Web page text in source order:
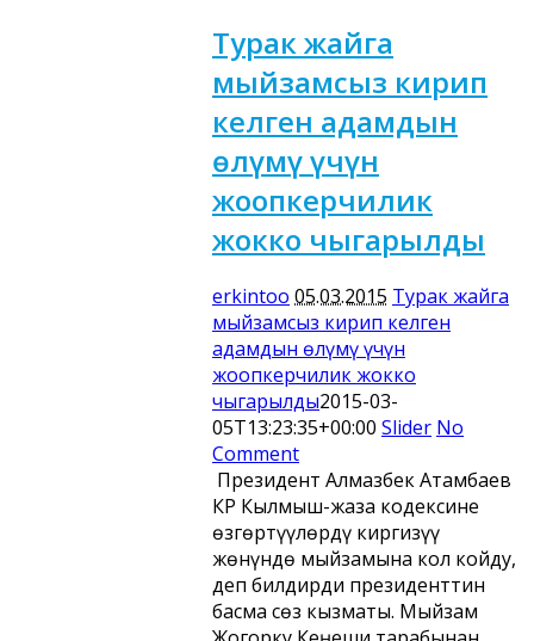
Турак жайга
мыйзамсыз кирип
келген адамдын
өлүмү үчүн
жоопкерчилик
жокко чыгарылды
erkintoo 05.03.2015 Турак жайга
мыйзамсыз кирип келген
адамдын өлүмү үчүн
жоопкерчилик жокко
чыгарылды2015-03-
05T13:23:35+00:00 Slider No
Comment
Президент Алмазбек Атамбаев
КР Кылмыш-жаза кодексине
өзгөртүүлөрдү киргизүү
жөнүндө мыйзамына кол койду,
деп билдирди президенттин
басма сөз кызматы. Мыйзам